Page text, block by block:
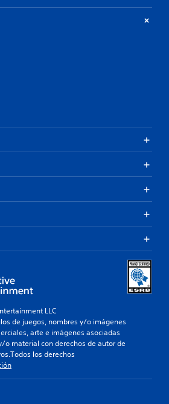
LLC
de juegos, nombres y/o imágenes
arte e imágenes asociadas
o material con derechos de autor de
los derechos